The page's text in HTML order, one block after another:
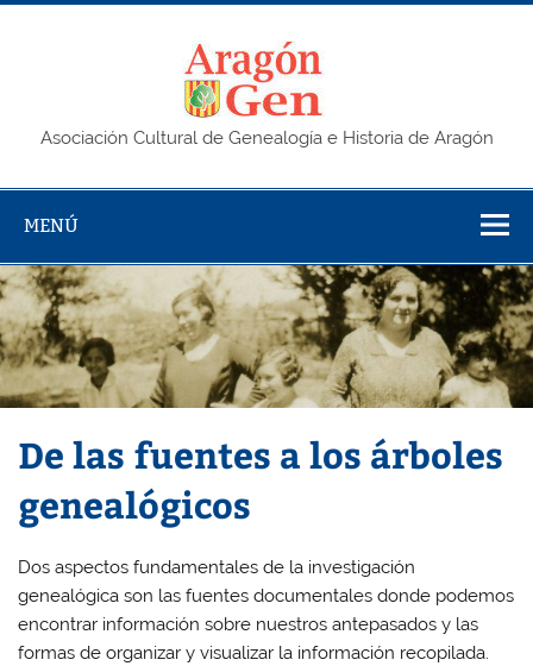
Saltar
Asociación Cultural de Genealogía e Historia de Aragón
MENÚ
De las fuentes a los árboles
genealógicos
Dos aspectos fundamentales de la investigación
genealógica son las fuentes documentales donde podemos
encontrar información sobre nuestros antepasados y las
formas de organizar y visualizar la información recopilada.